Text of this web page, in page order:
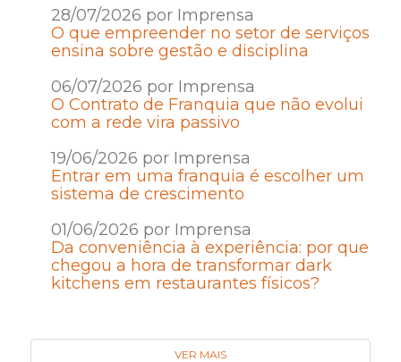
28/07/2026 por Imprensa
O que empreender no setor de serviços
ensina sobre gestão e disciplina
06/07/2026 por Imprensa
O Contrato de Franquia que não evolui
com a rede vira passivo
19/06/2026 por Imprensa
Entrar em uma franquia é escolher um
sistema de crescimento
01/06/2026 por Imprensa
Da conveniência à experiência: por que
chegou a hora de transformar dark
kitchens em restaurantes físicos?
VER MAIS